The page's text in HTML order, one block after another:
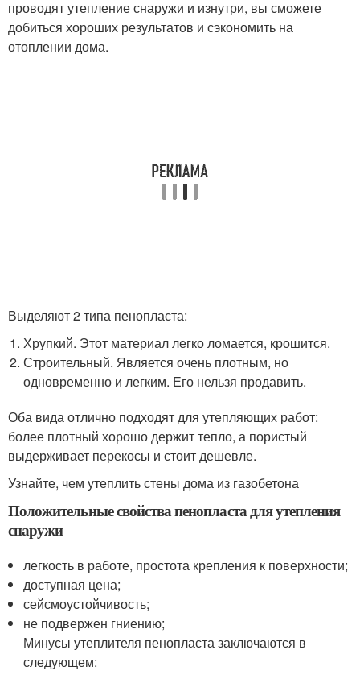
проводят утепление снаружи и изнутри, вы сможете
добиться хороших результатов и сэкономить на
отоплении дома.
Выделяют 2 типа пенопласта:
Хрупкий. Этот материал легко ломается, крошится.
Строительный. Является очень плотным, но
одновременно и легким. Его нельзя продавить.
Оба вида отлично подходят для утепляющих работ:
более плотный хорошо держит тепло, а пористый
выдерживает перекосы и стоит дешевле.
Узнайте, чем утеплить стены дома из газобетона
Положительные свойства пенопласта для утепления
снаружи
легкость в работе, простота крепления к поверхности;
доступная цена;
сейсмоустойчивость;
не подвержен гниению;
Минусы утеплителя пенопласта заключаются в
следующем: